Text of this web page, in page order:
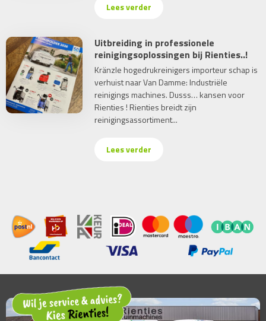
Lees verder
Uitbreiding in professionele
reinigingsoplossingen bij Rienties..!
Kränzle hogedrukreinigers importeur schap is
verhuist naar Van Damme: Industriële
reinigings machines. Dusss… kansen voor
Rienties ! Rienties breidt zijn
reinigingsassortiment...
Lees verder